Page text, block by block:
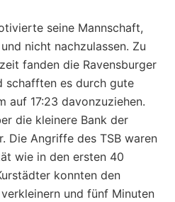
seine Mannschaft,
nicht nachzulassen. Zu
fanden die Ravensburger
schafften es durch gute
auf 17:23 davonzuziehen.
die kleinere Bank der
Die Angriffe des TSB waren
wie in den ersten 40
konnten den
und fünf Minuten